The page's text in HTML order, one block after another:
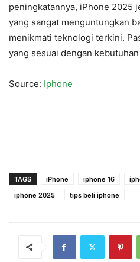
peningkatannya, iPhone 2025
yang sangat menguntungkan
menikmati teknologi terkini.
yang sesuai dengan
Source: Iphone
TAGS iPhone iphone 16
iphone 2025
tips beli iphone